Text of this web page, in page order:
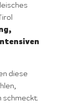
diese
schmeckt.